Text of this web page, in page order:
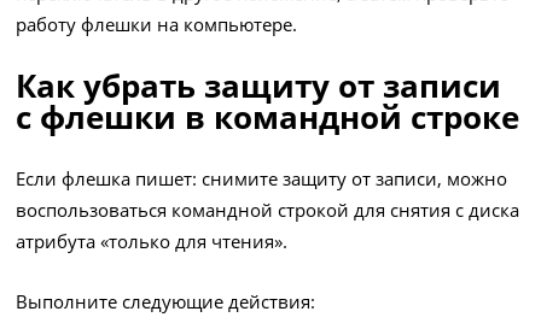
работу флешки на компьютере.
Как убрать защиту от записи
с флешки в командной строке
Если флешка пишет: снимите защиту от записи, можно
воспользоваться командной строкой для снятия с диска
атрибута «только для чтения».
Выполните следующие действия: